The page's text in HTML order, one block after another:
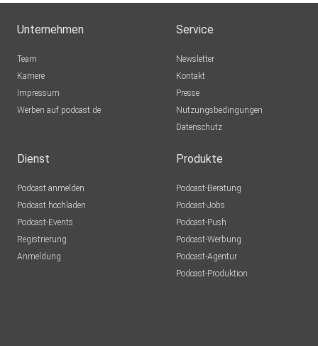
Unternehmen
Team
Karriere
Impressum
Werben auf podcast.de
Service
Newsletter
Kontakt
Presse
Nutzungsbedingungen
Datenschutz
Dienst
Podcast anmelden
Podcast hochladen
Podcast-Events
Registrierung
Anmeldung
Produkte
Podcast-Beratung
Podcast-Jobs
Podcast-Push
Podcast-Werbung
Podcast-Agentur
Podcast-Produktion